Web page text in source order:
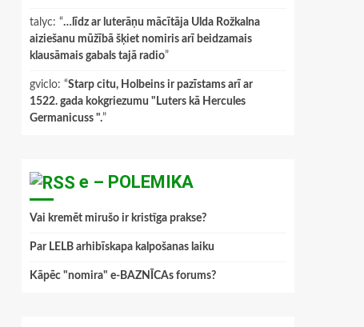
talyc: “…līdz ar luterāņu mācītāja Ulda Rožkalna
aiziešanu mūžībā šķiet nomiris arī beidzamais
klausāmais gabals tajā radio”
gviclo: “Starp citu, Holbeins ir pazīstams arī ar
1522. gada kokgriezumu "Luters kā Hercules
Germanicuss ".”
e – POLEMIKA
Vai kremēt mirušo ir kristīga prakse?
Par LELB arhibīskapa kalpošanas laiku
Kāpēc "nomira" e-BAZNĪCAs forums?